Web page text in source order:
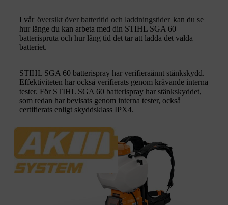
I vår översikt över batteritid och laddningstider kan du se
hur länge du kan arbeta med din STIHL SGA 60
batterispruta och hur lång tid det tar att ladda det valda
batteriet.
STIHL SGA 60 batterispray har verifieraännt stänkskydd.
Effektiviteten har också verifierats genom krävande interna
tester. För STIHL SGA 60 batterispray har stänkskyddet,
som redan har bevisats genom interna tester, också
certifierats enligt skyddsklass IPX4.